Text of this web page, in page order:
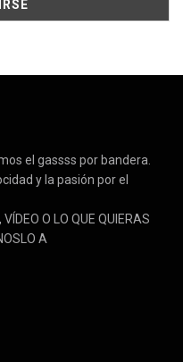
el gassss por bandera.
y la pasión por el
O LO QUE QUIERAS
A